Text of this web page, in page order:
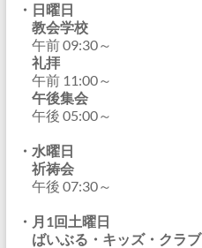
・日曜日
教会学校
午前 09:30～
礼拝
午前 11:00～
午後集会
午後 05:00～
・水曜日
祈祷会
午後 07:30～
・月1回土曜日
ばいぶる・キッズ・クラブ